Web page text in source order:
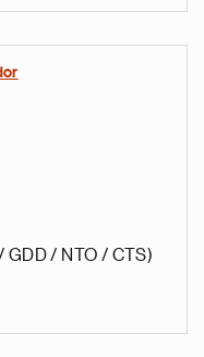
GDD / NTO / CTS)